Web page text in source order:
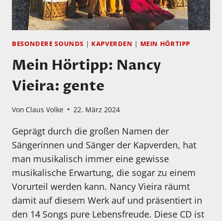
BESONDERE SOUNDS | KAPVERDEN | MEIN HÖRTIPP
Mein Hörtipp: Nancy
Vieira: gente
Von Claus Volke 22. März 2024
Geprägt durch die großen Namen der
Sängerinnen und Sänger der Kapverden, hat
man musikalisch immer eine gewisse
musikalische Erwartung, die sogar zu einem
Vorurteil werden kann. Nancy Vieira räumt
damit auf diesem Werk auf und präsentiert in
den 14 Songs pure Lebensfreude. Diese CD ist